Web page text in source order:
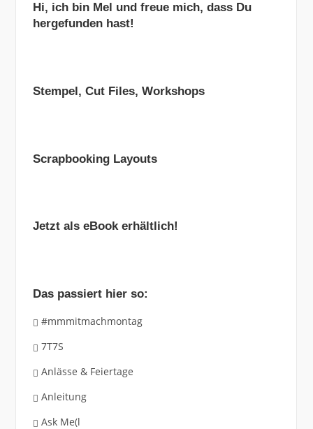
Hi, ich bin Mel und freue mich, dass Du
hergefunden hast!
Stempel, Cut Files, Workshops
Scrapbooking Layouts
Jetzt als eBook erhältlich!
Das passiert hier so:
#mmmitmachmontag
7T7S
Anlässe & Feiertage
Anleitung
Ask Me(l